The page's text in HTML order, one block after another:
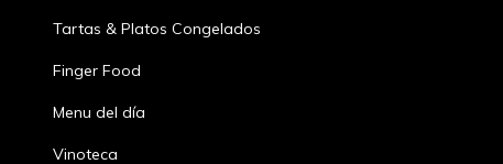
Tartas & Platos Congelados
Finger Food
Menu del día
Vinoteca